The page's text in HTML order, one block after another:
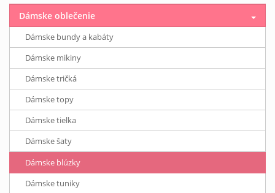
Dámske oblečenie
Dámske bundy a kabáty
Dámske mikiny
Dámske tričká
Dámske topy
Dámske tielka
Dámske šaty
Dámske blúzky
Dámske tuniky